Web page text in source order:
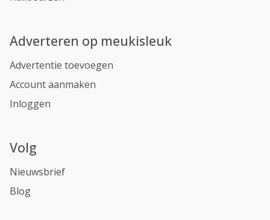
Adverteren op meukisleuk
Advertentie toevoegen
Account aanmaken
Inloggen
Volg
Nieuwsbrief
Blog